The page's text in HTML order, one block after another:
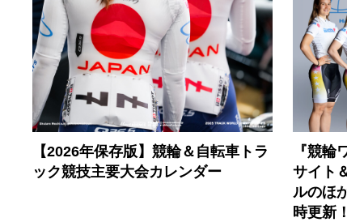
【2026年保存版】競輪＆自転車トラ
ック競技主要大会カレンダー
『競輪
サイト
ルのほ
時更新！